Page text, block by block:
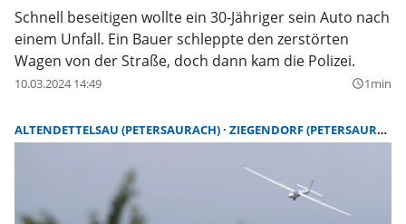
Schnell beseitigen wollte ein 30-Jähriger sein Auto nach
einem Unfall. Ein Bauer schleppte den zerstörten
Wagen von der Straße, doch dann kam die Polizei.
10.03.2024 14:49 query_builder1min
ALTENDETTELSAU (PETERSAURACH) ZIEGENDORF (PETERSAURACH)